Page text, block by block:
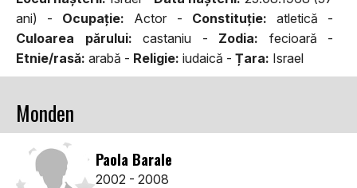
ani) - Ocupaţie: Actor - Constituţie: atletică -
Culoarea părului: castaniu - Zodia: fecioară -
Etnie/rasă: arabă - Religie: iudaică - Țara: Israel
Monden
Paola Barale
2002 - 2008